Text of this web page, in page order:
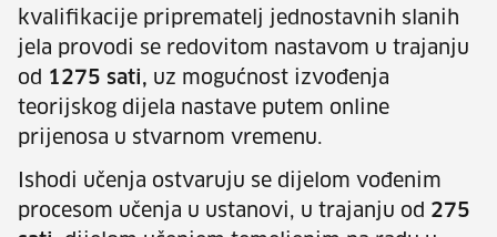
kvalifikacije priprematelj jednostavnih slanih
jela provodi se redovitom nastavom u trajanju
od 1275 sati, uz mogućnost izvođenja
teorijskog dijela nastave putem online
prijenosa u stvarnom vremenu.
Ishodi učenja ostvaruju se dijelom vođenim
procesom učenja u ustanovi, u trajanju od 275